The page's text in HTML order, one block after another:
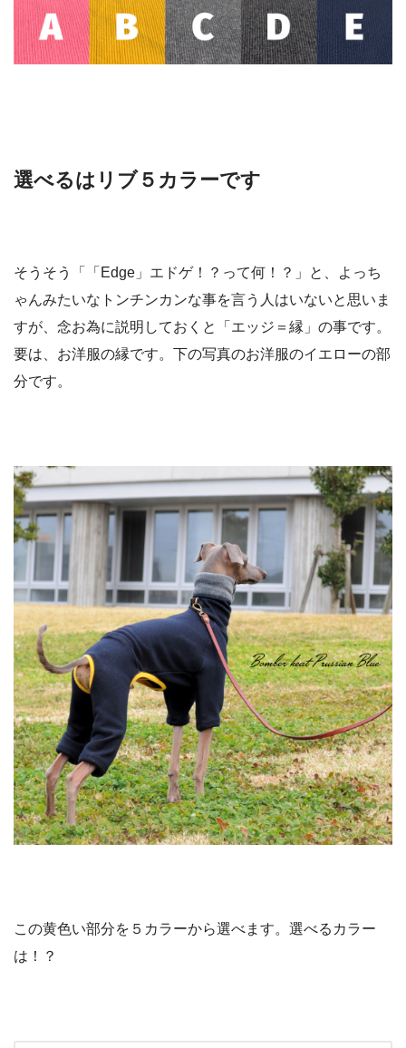
選べるはリブ５カラーです
そうそう「「Edge」エドゲ！？って何！？」と、よっち
ゃんみたいなトンチンカンな事を言う人はいないと思いま
すが、念お為に説明しておくと「エッジ＝縁」の事です。
要は、お洋服の縁です。下の写真のお洋服のイエローの部
分です。
この黄色い部分を５カラーから選べます。選べるカラー
は！？